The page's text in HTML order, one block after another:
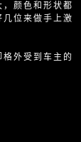
颜色和形状都
位来做手上激
外受到车主的